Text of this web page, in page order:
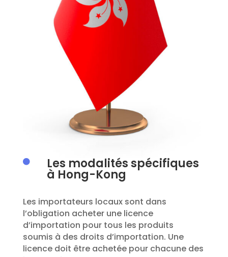
 Les modalités spécifiques
à Hong-Kong
Les importateurs locaux sont dans
l’obligation acheterune licence
d’importation pour tous les produits
soumis à des droits d’importation. Une
licence doit être achetée pour chacune des